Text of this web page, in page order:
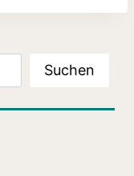
Suchen